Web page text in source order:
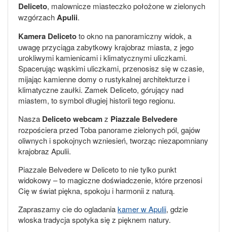
Deliceto, malownicze miasteczko położone w zielonych
wzgórzachApulii.
Kamera Delicetoto okno na panoramiczny widok, a
uwagę przyciąga zabytkowy krajobraz miasta, z jego
urokliwymi kamienicami i klimatycznymi uliczkami.
Spacerując wąskimi uliczkami, przenosisz się w czasie,
mijając kamienne domy o rustykalnej architekturze i
klimatyczne zaułki. Zamek Deliceto, górujący nad
miastem, to symbol długiej historii tego regionu.
Nasza Deliceto webcamz Piazzale Belvedere
rozpościera przed Toba panorame zielonych pól, gajów
oliwnych i spokojnych wzniesień, tworząc niezapomniany
krajobraz Apulii.
Piazzale Belvedere w Deliceto to nie tylko punkt
widokowy – to magiczne doświadczenie, które przenosi
Cię w świat piękna, spokoju i harmonii z naturą.
Zapraszamy cie do ogladaniakamer w Apulii, gdzie
wloska tradycja spotyka się z pięknem natury.